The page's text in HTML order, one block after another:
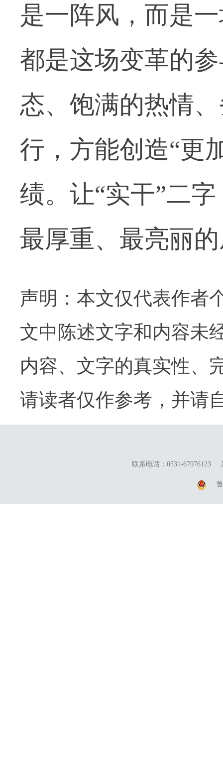
是一阵风，而是
都是这场变革的
态、饱满的热情
行，方能创造“更
绩。让“实干”二
最厚重、最亮丽
声明：本文仅代表作者
文中陈述文字和内容未
内容、文字的真实性、
请读者仅作参考，并请
联系电话：0531-67976123